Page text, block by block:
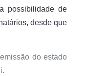
possibilidade de
desde que
do estado
.